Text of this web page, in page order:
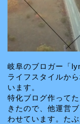
岐阜のブロガー「
ライフスタイルか
います。
特化ブログ作って
きたので、他運営
わせています。たぶ